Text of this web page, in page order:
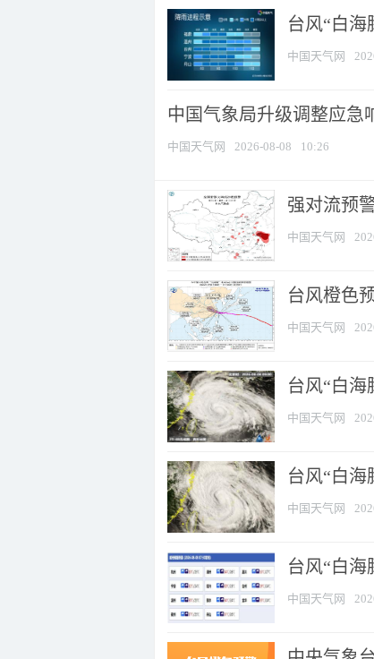
台风“白海
中国天气网
中国气象局升级调整应急
中国天气网 2026-08-08 10:26
强对流预
中国天气网
台风橙色
中国天气网
台风“白海
中国天气网
台风“白海
中国天气网
台风“白海
中国天气网